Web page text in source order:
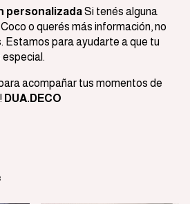
personalizadaSi tenés alguna
o querés más información, no
Estamos para ayudarte a que tu
especial.
acompañar tus momentos de
DUA.DECO